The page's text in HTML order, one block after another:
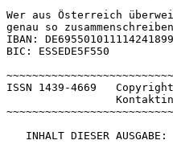
Wer aus Österreich
genau so
IBAN:
BIC: ESSEDE5F550
ISSN 1439-4669
   INHALT DIESER AUSGABE: